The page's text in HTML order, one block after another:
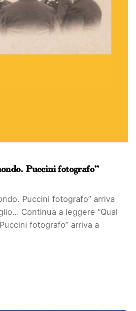
Puccini fotografo”
Puccini fotografo” arriva
Continua a leggere “Qual
fotografo” arriva a